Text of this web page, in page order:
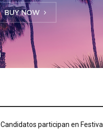
Candidatos participan en Festival